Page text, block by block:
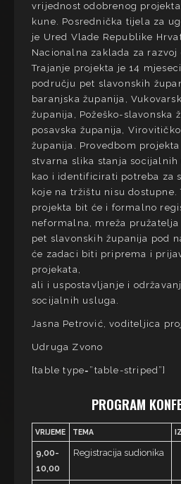
vrijednost odobrenog
kune. Posrednička tijela za
je Ured Vlade Republike
Nacionalna zaklada za
Trajanje projekta je 14
području pet slavonskih
baranjska županija,
županija, Požeško-slavonska
posavska županija,
županija. Provedbom
stvarna slika stanja
kao i identificirati potreba za
koje na tržištu nisu dostupne.
projekta bit će i formalno
neformalna, mreža
pet slavonskih županija pod
će zadaci biti priprema i
projekata,
ali i uspostavljanje i
socijalnih usluga.
Jasna Petrović, voditeljica
Udruga Zvono
[table type=”table-striped”]
PROGRAM
VRIJEME TEMA
9,00-
10,00
Registracija sudionika